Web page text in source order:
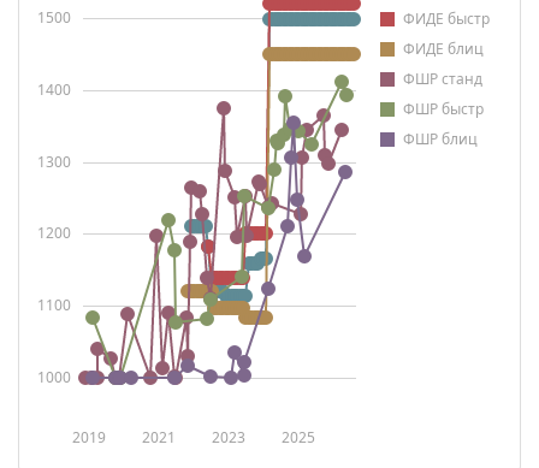
ФИДЕ быстр
ФИДЕ блиц
ФШР станд
ФШР быстр
ФШР блиц
2019 2021 2023 2025
1000
1100
1200
1300
1400
1500